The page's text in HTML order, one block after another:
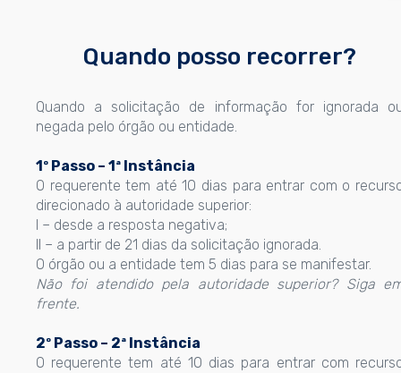
Quando posso recorrer?
Quando a solicitação de informação for ignorada
negada pelo órgão ou entidade.
1º Passo – 1ª Instância
O requerente tem até 10 dias para entrar com o
direcionado à autoridade superior:
I – desde a resposta negativa;
II – a partir de 21 dias da solicitação ignorada.
O órgão ou a entidade tem 5 dias para se manifestar.
Não foi atendido pela autoridade superior? Siga
frente.
2º Passo – 2ª Instância
O requerente tem até 10 dias para entrar com